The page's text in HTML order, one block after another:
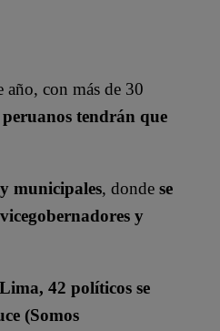
año, con más de 30
peruanos tendrán que
municipales, donde se
y
42 políticos se
(Somos